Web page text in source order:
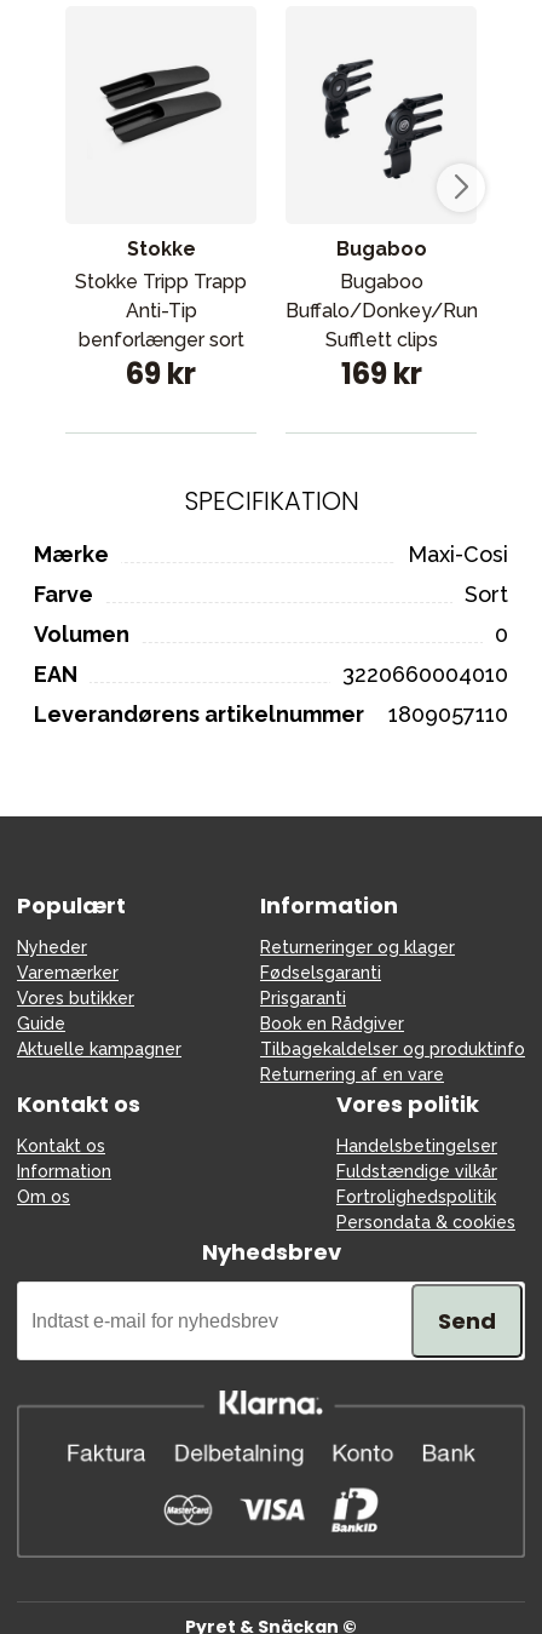
Stokke
Stokke Tripp Trapp
Anti-Tip
benforlænger sort
69 kr
Bugaboo
Bugaboo
Buffalo/Donkey/Runner
Sufflett clips
169 kr
SPECIFIKATION
Mærke
Maxi-Cosi
Farve
Sort
Volumen
0
EAN
3220660004010
Leverandørens artikelnummer
1809057110
Populært
Nyheder
Varemærker
Vores butikker
Guide
Aktuelle kampagner
Information
Returneringer og klager
Fødselsgaranti
Prisgaranti
Book en Rådgiver
Tilbagekaldelser og produktinfo
Returnering af en vare
Kontakt os
Kontakt os
Information
Om os
Vores politik
Handelsbetingelser
Fuldstændige vilkår
Fortrolighedspolitik
Persondata & cookies
Nyhedsbrev
Send
Pyret & Snäckan ©